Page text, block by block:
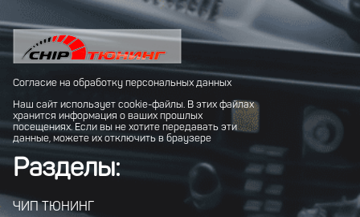
Согласие на обработку персональных данных
Наш сайт использует cookie-файлы. В этих файлах
хранится информация о ваших прошлых
посещениях. Если вы не хотите передавать эти
данные, можете их отключить в браузере
Разделы:
ЧИП ТЮНИНГ